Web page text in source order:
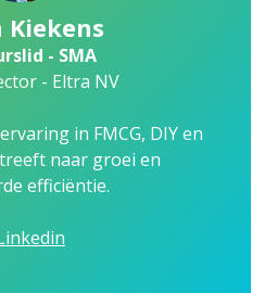
Kiekens
- SMA
- Eltra NV
in FMCG, DIY en
naar groei en
efficiëntie.